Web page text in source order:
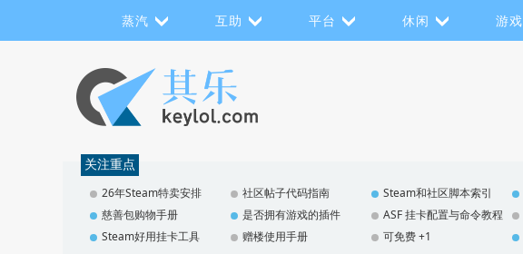
蒸汽 互助 平台 休闲 游戏
关注重点
26年Steam特卖安排 社区帖子代码指南 Steam和社区脚本索引
慈善包购物手册
是否拥有游戏的插件 ASF 挂卡配置与命令教程
Steam好用挂卡工具
赠楼使用手册 可免费 +1